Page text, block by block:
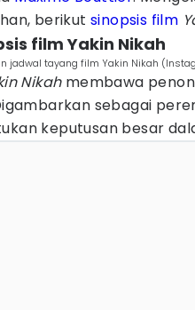
berikut sinopsis film
film Yakin Nikah
jadwal tayang film Yakin Nikah
Nikahmembawa
sebagai
keputusan besar